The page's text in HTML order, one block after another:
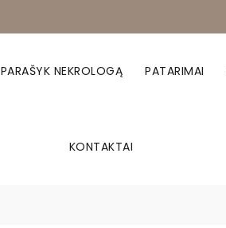
PARAŠYK NEKROLOGĄ PATARIMAI
KONTAKTAI